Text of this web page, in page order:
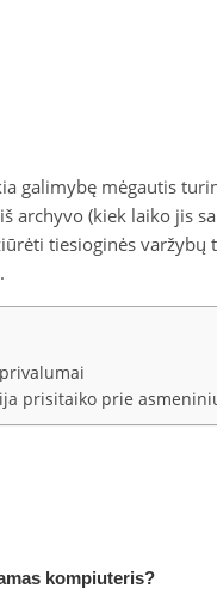
galimybę mėgautis
archyvo (kiek laiko jis
tiesioginės
prisitaiko prie
kompiuteris?